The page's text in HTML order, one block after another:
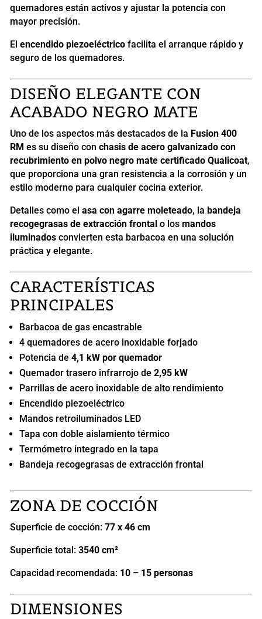
quemadores están activos y ajustar la potencia con
mayor precisión.
El encendido piezoeléctricofacilita el arranque rápido y
seguro de los quemadores.
DISEÑO ELEGANTE CON
ACABADO NEGRO MATE
Uno de los aspectos más destacados de la Fusion 400
RM es su diseño con chasis de acero galvanizado con
recubrimiento en polvo negro mate certificado Qualicoat,
que proporciona una gran resistencia a la corrosión y un
estilo moderno para cualquier cocina exterior.
Detalles como el asa con agarre moleteado, la bandeja
recogegrasas de extracción frontalo los mandos
iluminadosconvierten esta barbacoa en una solución
práctica y elegante.
CARACTERÍSTICAS
PRINCIPALES
Barbacoa de gas encastrable
4 quemadores de acero inoxidable forjado
Potencia de 4,1 kW por quemador
Quemador trasero infrarrojo de 2,95 kW
Parrillas de acero inoxidable de alto rendimiento
Encendido piezoeléctrico
Mandos retroiluminados LED
Tapa con doble aislamiento térmico
Termómetro integrado en la tapa
Bandeja recogegrasas de extracción frontal
ZONA DE COCCIÓN
Superficie de cocción: 77 x 46 cm
Superficie total: 3540 cm²
Capacidad recomendada: 10 – 15 personas
DIMENSIONES